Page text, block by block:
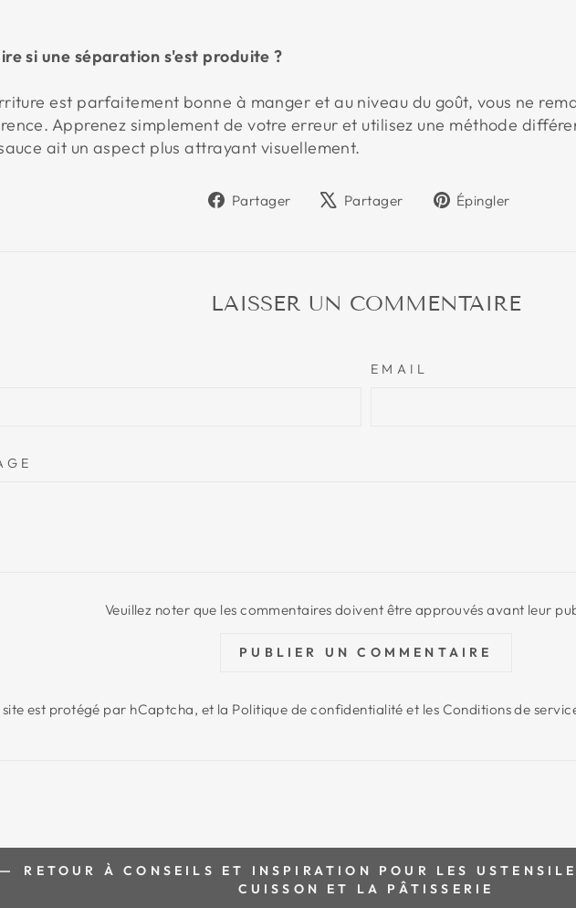
si une séparation s'est produite ?
est parfaitement bonne à manger et au niveau du goût, vous ne
Apprenez simplement de votre erreur et utilisez une méthode
ait un aspect plus attrayant visuellement.
Partager
PartagerPartager
TweeterÉpingler
LAISSER UN COMMENTAIRE
EMAIL
Veuillez noter que les commentaires doivent être approuvés avant leur
PUBLIER UN COMMENTAIRE
site est protégé par hCaptcha, et la Politique de confidentialité et les Conditions de
RETOUR À CONSEILS ET INSPIRATION POUR LES
CUISSON ET LA PÂTISSERIE